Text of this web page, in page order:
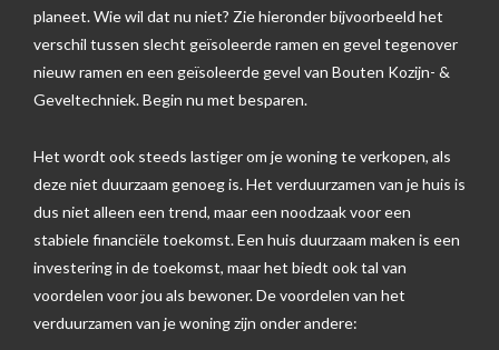
planeet. Wie wil dat nu niet? Zie hieronder bijvoorbeeld het
verschil tussen slecht geïsoleerde ramen en gevel tegenover
nieuw ramen en een geïsoleerde gevel van Bouten Kozijn- &
Geveltechniek. Begin nu met besparen.
Het wordt ook steeds lastiger om je woning te verkopen, als
deze niet duurzaam genoeg is. Het verduurzamen van je huis is
dus niet alleen een trend, maar een noodzaak voor een
stabiele financiële toekomst. Een huis duurzaam maken is een
investering in de toekomst, maar het biedt ook tal van
voordelen voor jou als bewoner. De voordelen van het
verduurzamen van je woning zijn onder andere: